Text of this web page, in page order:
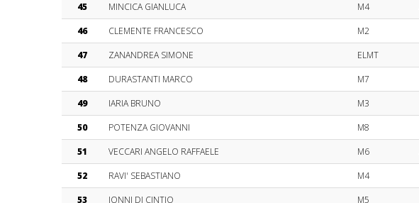
45
MINCICA GIANLUCA M4
46
CLEMENTE FRANCESCO M2
47
ZANANDREA SIMONE ELMT
48
DURASTANTI MARCO M7
49
IARIA BRUNO M3
50
POTENZA GIOVANNI M8
51
VECCARI ANGELO RAFFAELE M6
52
RAVI' SEBASTIANO M4
53
JONNI DI CINTIO M5